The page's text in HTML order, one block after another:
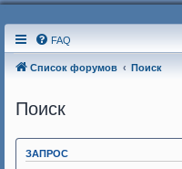
FAQ
Список форумов Поиск
Поиск
ЗАПРОС